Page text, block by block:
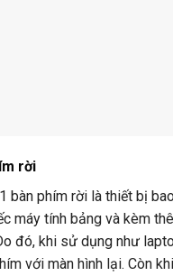
rời
bàn phím rời là thiết bị
máy tính bảng và kèm
đó, khi sử dụng như
với màn hình lại. Còn